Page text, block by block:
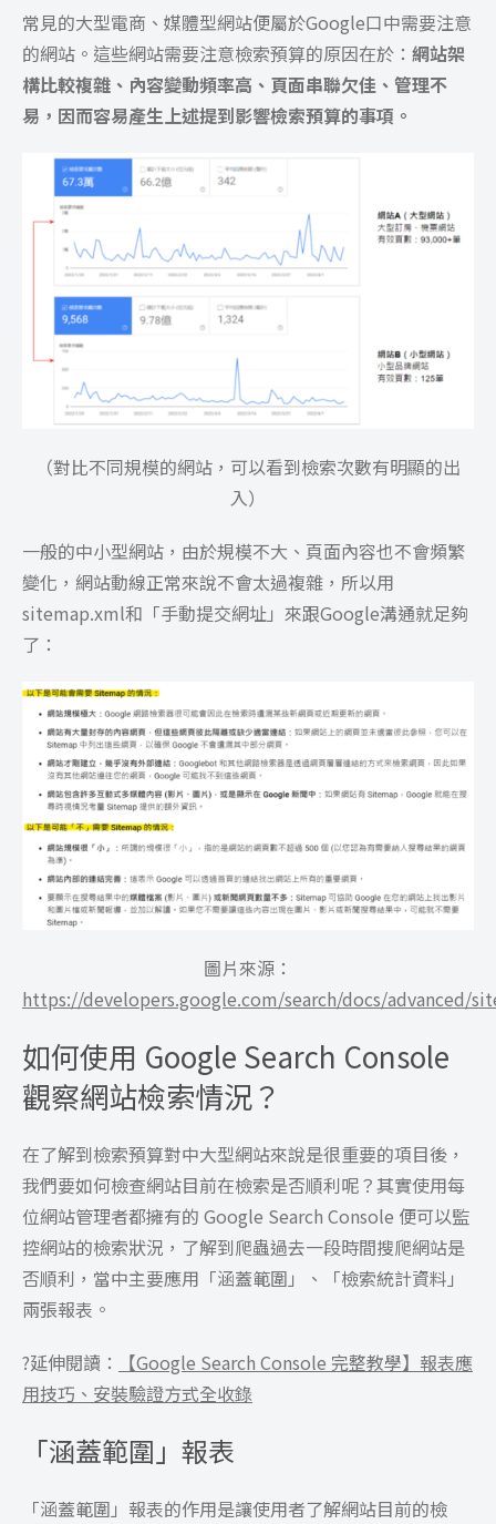
常見的大型電商、媒體型網站便屬於Google口中需要注意
的網站。這些網站需要注意檢索預算的原因在於： 網站架
構比較複雜、內容變動頻率高、頁面串聯欠佳、管理不
易，因而容易產生上述提到影響檢索預算的事項。
（對比不同規模的網站，可以看到檢索次數有明顯的出
入）
一般的中小型網站，由於規模不大、頁面內容也不會頻繁
變化，網站動線正常來說不會太過複雜，所以用
sitemap.xml和「手動提交網址」來跟Google溝通就足夠
了：
圖片來源：
https://developers.google.com/search/docs/advanced/
如何使用 Google Search Console
觀察網站檢索情況？
在了解到檢索預算對中大型網站來說是很重要的項目後，
我們要如何檢查網站目前在檢索是否順利呢？其實使用每
位網站管理者都擁有的 Google Search Console 便可以監
控網站的檢索狀況，了解到爬蟲過去一段時間搜爬網站是
否順利，當中主要應用「涵蓋範圍」、「檢索統計資料」
兩張報表。
?延伸閱讀：
【Google Search Console 完整教學】報表應
用技巧、安裝驗證方式全收錄
「涵蓋範圍」報表
「涵蓋範圍」報表的作用是讓使用者了解網站目前的檢